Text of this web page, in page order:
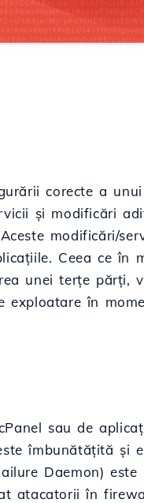
corecte a unui
și modificări
modificări/
Ceea ce în
unei terțe părți,
exploatare în
sau de
îmbunătățită și
Daemon) este
atacatorii în